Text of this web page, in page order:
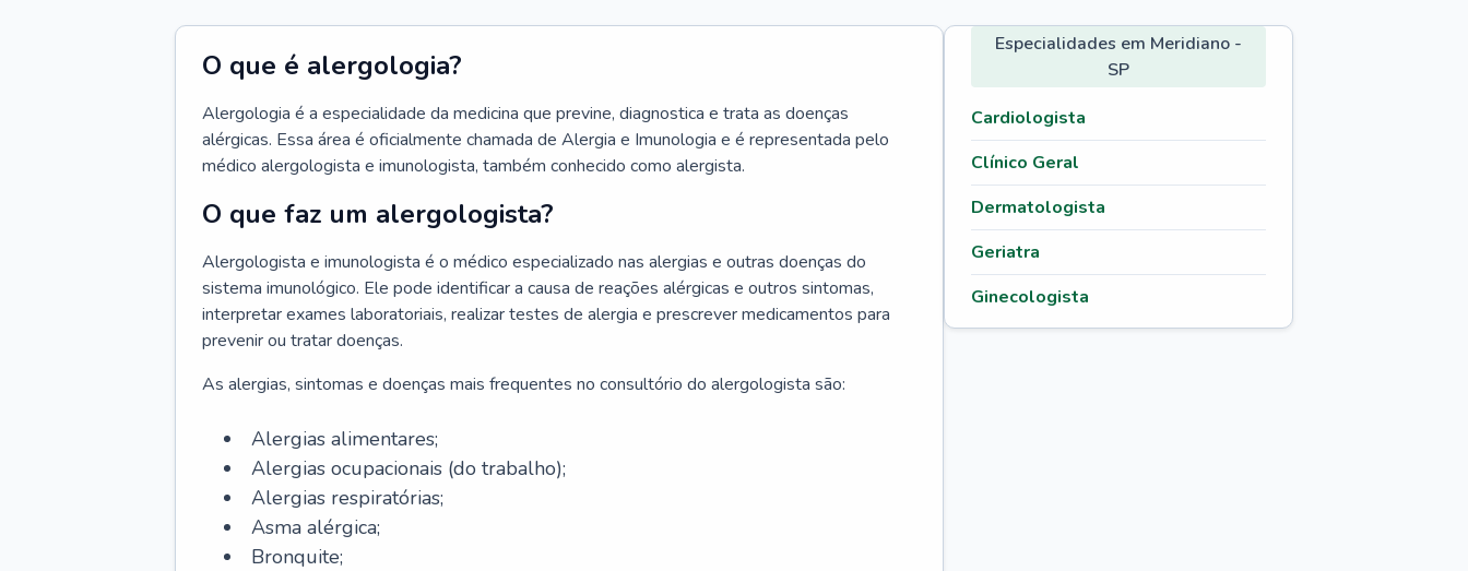
O que é alergologia?
Alergologia é a especialidade da medicina que previne, diagnostica e trata as doenças
alérgicas. Essa área é oficialmente chamada de Alergia e Imunologia e é representada pelo
médico alergologista e imunologista, também conhecido como alergista.
O que faz um alergologista?
Alergologista e imunologista é o médico especializado nas alergias e outras doenças do
sistema imunológico. Ele pode identificar a causa de reações alérgicas e outros sintomas,
interpretar exames laboratoriais, realizar testes de alergia e prescrever medicamentos para
prevenir ou tratar doenças.
As alergias, sintomas e doenças mais frequentes no consultório do alergologista são:
Alergias alimentares;
Alergias ocupacionais (do trabalho);
Alergias respiratórias;
Asma alérgica;
Bronquite;
Especialidades em Meridiano -
SP
Cardiologista
Clínico Geral
Dermatologista
Geriatra
Ginecologista